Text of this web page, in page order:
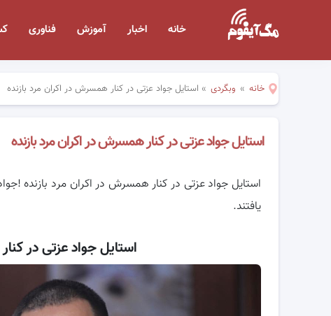
خانه اخبار آموزش فناوری
خانه » وبگردی » استایل جواد عزتی در کنار همسرش در اکران مرد بازنده
استایل جواد عزتی در کنار همسرش در اکران مرد بازنده
استایل جواد عزتی در کنار همسرش در اکران مرد بازنده
یافتند.
استایل جواد عزتی در